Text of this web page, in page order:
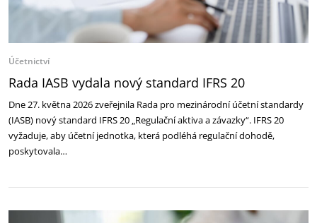
Účetnictví
Rada IASB vydala nový standard IFRS 20
Dne 27. května 2026 zveřejnila Rada pro mezinárodní účetní standardy
(IASB) nový standard IFRS 20 „Regulační aktiva a závazky“. IFRS 20
vyžaduje, aby účetní jednotka, která podléhá regulační dohodě,
poskytovala…